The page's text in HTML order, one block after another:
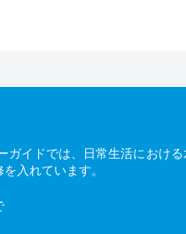
ガイドでは、日常生活におけ
入れています。